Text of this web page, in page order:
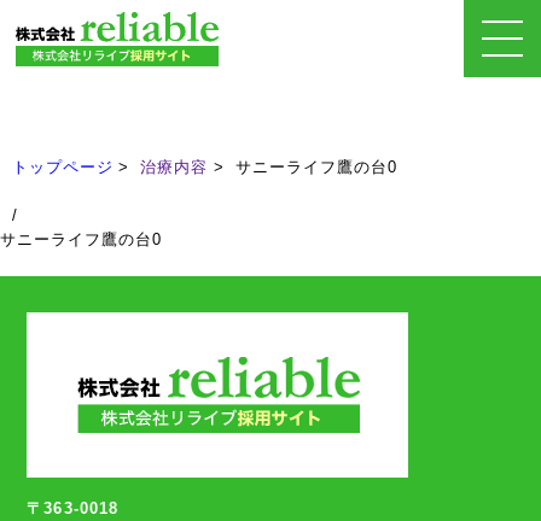
Treatment
トップページ 治療内容 サニーライフ鷹の台0
/
サニーライフ鷹の台0
〒363-0018